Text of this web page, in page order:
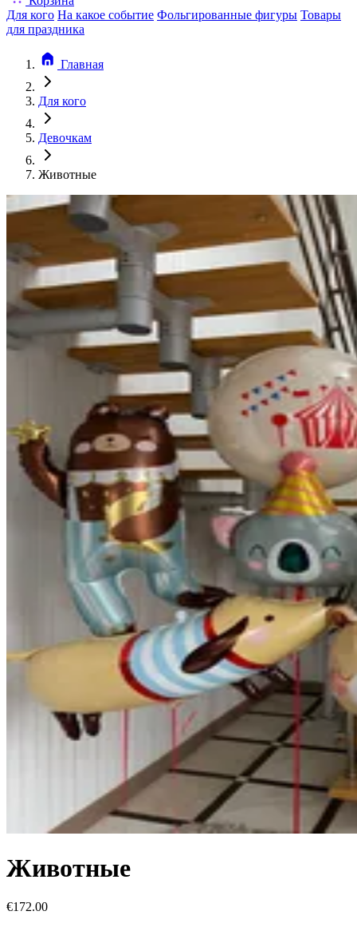
Для кого На какое событие Фольгированные фигуры Товары
для праздника
Главная
Для кого
Девочкам
Животные
Животные
€172.00